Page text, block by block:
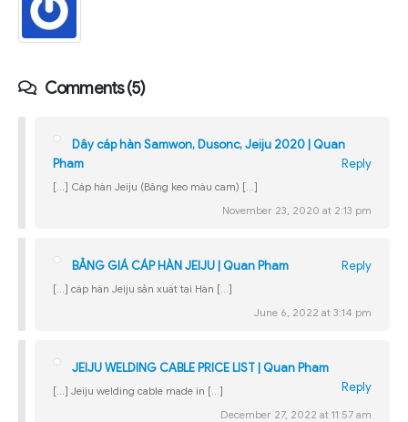
Comments (5)
Dây cáp hàn Samwon, Dusonc, Jeiju 2020 | Quan
Pham
Reply
[…] Cáp hàn Jeiju (Băng keo màu cam) […]
November 23, 2020 at 2:13 pm
BẢNG GIÁ CÁP HÀN JEIJU | Quan Pham Reply
[…] cáp hàn Jeiju sản xuất tại Hàn […]
June 6, 2022 at 3:14 pm
JEIJU WELDING CABLE PRICE LIST | Quan Pham
Reply
[…] Jeiju welding cable made in […]
December 27, 2022 at 11:57 am